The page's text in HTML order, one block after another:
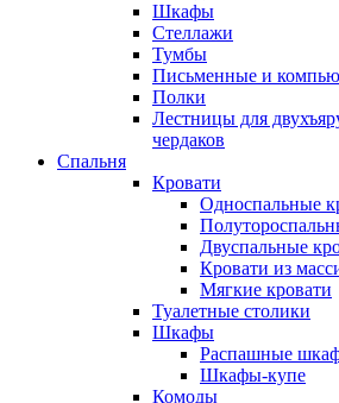
Шкафы
Стеллажи
Тумбы
Письменные и
Полки
Лестницы для
чердаков
Спальня
Кровати
Односпальные
Двуспальные
Кровати из
Мягкие кровати
Туалетные столики
Шкафы
Распашные
Шкафы-купе
Комоды